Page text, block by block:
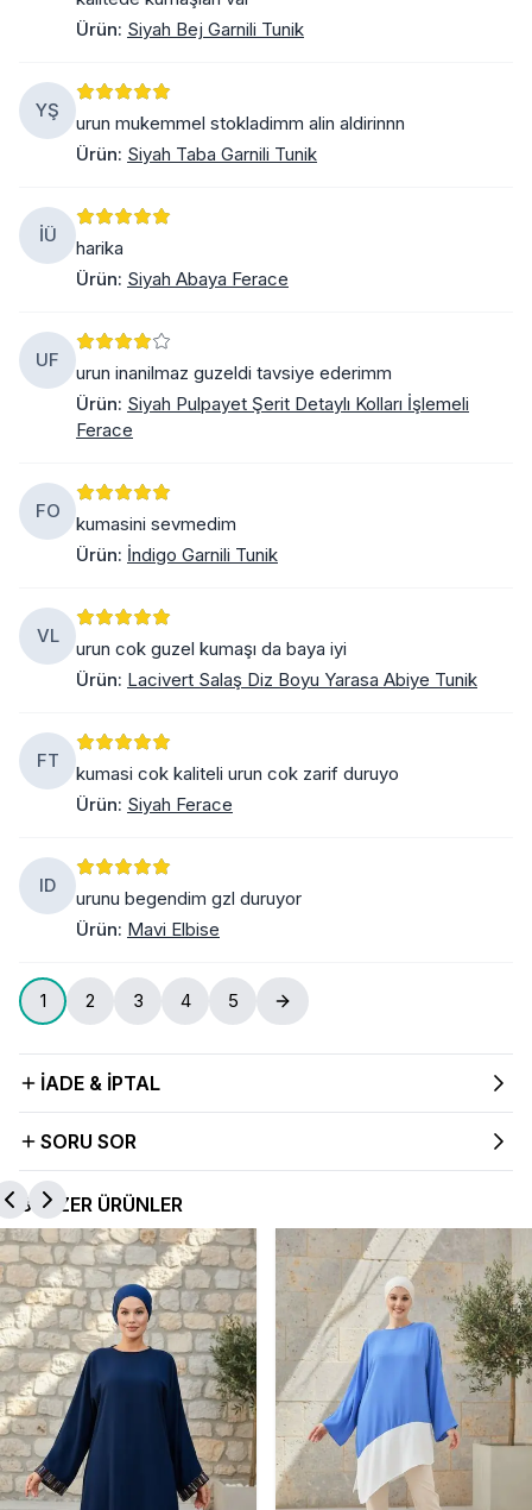
Ürün: Siyah Bej Garnili Tunik
YŞ
urun mukemmel stokladimm alin aldirinnn
Ürün: Siyah Taba Garnili Tunik
İÜ
harika
Ürün: Siyah Abaya Ferace
UF
urun inanilmaz guzeldi tavsiye ederimm
Ürün: Siyah Pulpayet Şerit Detaylı Kolları İşlemeli
Ferace
FO
kumasini sevmedim
Ürün: İndigo Garnili Tunik
VL
urun cok guzel kumaşı da baya iyi
Ürün: Lacivert Salaş Diz Boyu Yarasa Abiye Tunik
FT
kumasi cok kaliteli urun cok zarif duruyo
Ürün: Siyah Ferace
ID
urunu begendim gzl duruyor
Ürün: Mavi Elbise
1 2 3 4 5
İADE & İPTAL
SORU SOR
BENZER ÜRÜNLER